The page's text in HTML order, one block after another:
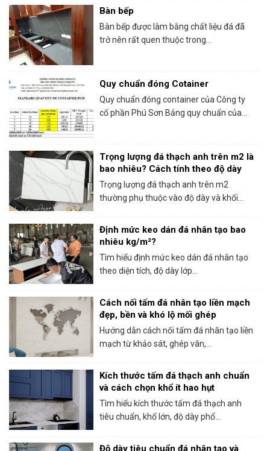
Bàn bếp
Bàn bếp được làm bằng chất liệu đá đã
trở nên rất quen thuộc trong...
Quy chuẩn đóng Cotainer
Quy chuẩn đóng container của Công ty
cổ phần Phú Sơn Bảng quy chuẩn của...
Trọng lượng đá thạch anh trên m2 là
bao nhiêu? Cách tính theo độ dày
Trọng lượng đá thạch anh trên m2
thường phụ thuộc vào độ dày và khối...
Định mức keo dán đá nhân tạo bao
nhiêu kg/m²?
Tìm hiểu định mức keo dán đá nhân tạo
theo diện tích, độ dày lớp...
Cách nối tấm đá nhân tạo liền mạch
đẹp, bền và khó lộ mối ghép
Hướng dẫn cách nối tấm đá nhân tạo liền
mạch từ khảo sát, ghép vân,...
Kích thước tấm đá thạch anh chuẩn
và cách chọn khổ ít hao hụt
Tìm hiểu kích thước tấm đá thạch anh
tiêu chuẩn, khổ lớn, độ dày phổ...
Độ dày tiêu chuẩn đá nhân tạo và